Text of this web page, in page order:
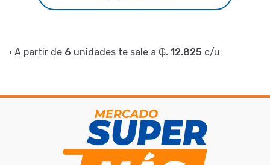
• A partir de 6 unidades te sale a ₲. 12.825 c/u